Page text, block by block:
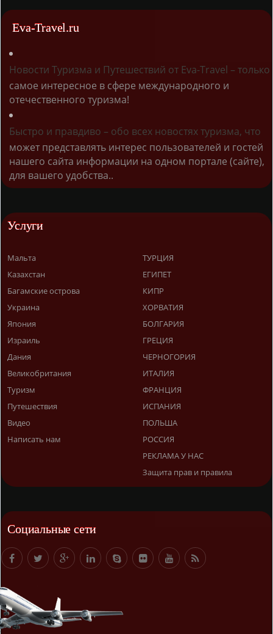
Eva-Travel.ru
Новости Туризма и Путешествий от Eva-Travel – только
самое интересное в сфере международного и
отечественного туризма!
Быстро и правдиво – обо всех новостях туризма, что
может представлять интерес пользователей и гостей
нашего сайта информации на одном портале (сайте),
для вашего удобства..
Услуги
Мальта
Казахстан
Багамские острова
Украина
Япония
Израиль
Дания
Великобритания
Туризм
Путешествия
Видео
Написать нам
ТУРЦИЯ
ЕГИПЕТ
КИПР
ХОРВАТИЯ
БОЛГАРИЯ
ГРЕЦИЯ
ЧЕРНОГОРИЯ
ИТАЛИЯ
ФРАНЦИЯ
ИСПАНИЯ
ПОЛЬША
РОССИЯ
РЕКЛАМА У НАС
Защита прав и правила
Социальные сети